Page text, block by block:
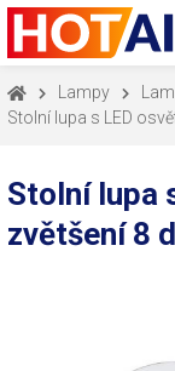
Lampy
Stolní lupa s LED
Stolní lupa
zvětšení 8